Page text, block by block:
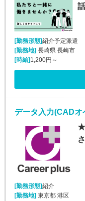
[勤務形態]紹介予定派遣
[勤務地]長崎県 長崎市
[時給]1,200円～
★
[勤務形態]紹介
[勤務地] 東京都 港区